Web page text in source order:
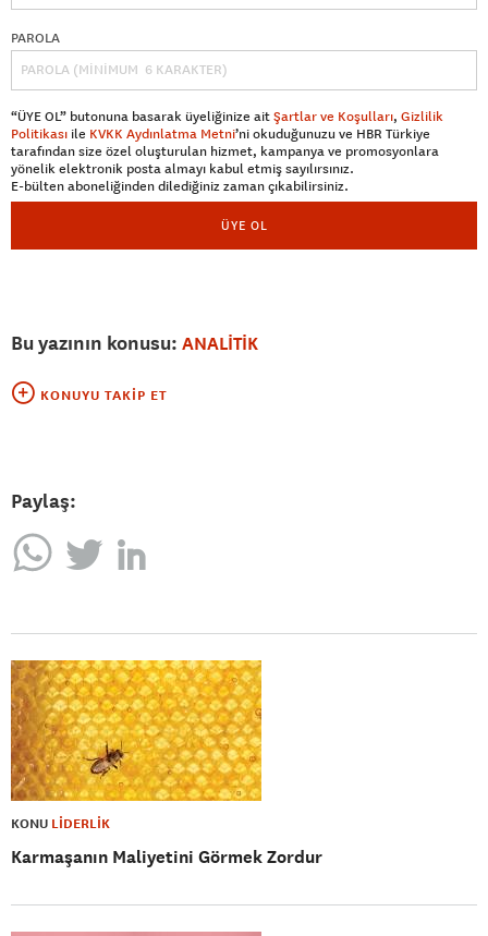
PAROLA
“ÜYE OL” butonuna basarak üyeliğinize aitŞartlar ve Koşulları, Gizlilik
Politikası ile KVKK Aydınlatma Metni’ni okuduğunuzu ve HBR Türkiye
tarafından size özel oluşturulan hizmet, kampanya ve promosyonlara
yönelik elektronik posta almayı kabul etmiş sayılırsınız.
E-bülten aboneliğinden dilediğiniz zaman çıkabilirsiniz.
ÜYE OL
Bu yazının konusu: ANALİTİK
KONUYU TAKIP ET
Paylaş:
KONU LİDERLİK
Karmaşanın Maliyetini Görmek Zordur